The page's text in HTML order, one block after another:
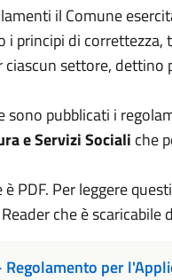
il Comune
i principi di
ciascun settore,
sono pubblicati i
e Servizi Sociali che
PDF. Per leggere
che è scaricabile
Regolamento per